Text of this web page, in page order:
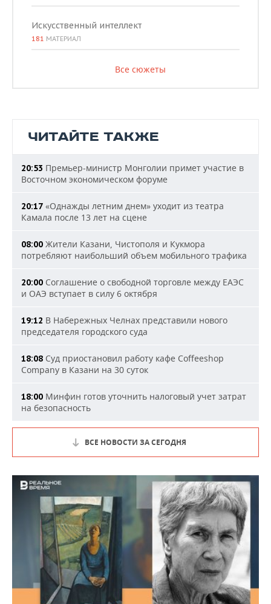
Искусственный интеллект
181 МАТЕРИАЛ
Все сюжеты
ЧИТАЙТЕ ТАКЖЕ
20:53 Премьер-министр Монголии примет участие в
Восточном экономическом форуме
20:17 «Однажды летним днем» уходит из театра
Камала после 13 лет на сцене
08:00 Жители Казани, Чистополя и Кукмора
потребляют наибольший объем мобильного трафика
20:00 Соглашение о свободной торговле между ЕАЭС
и ОАЭ вступает в силу 6 октября
19:12 В Набережных Челнах представили нового
председателя городского суда
18:08 Суд приостановил работу кафе Coffeeshop
Company в Казани на 30 суток
18:00 Минфин готов уточнить налоговый учет затрат
на безопасность
ВСЕ НОВОСТИ ЗА СЕГОДНЯ